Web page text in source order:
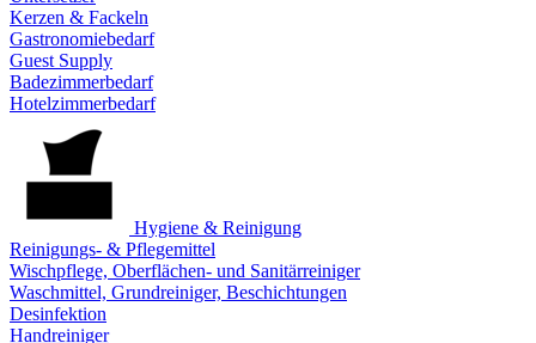
Kerzen & Fackeln
Gastronomiebedarf
Guest Supply
Badezimmerbedarf
Hotelzimmerbedarf
Hygiene & Reinigung
Reinigungs- & Pflegemittel
Wischpflege, Oberflächen- und Sanitärreiniger
Waschmittel, Grundreiniger, Beschichtungen
Desinfektion
Handreiniger